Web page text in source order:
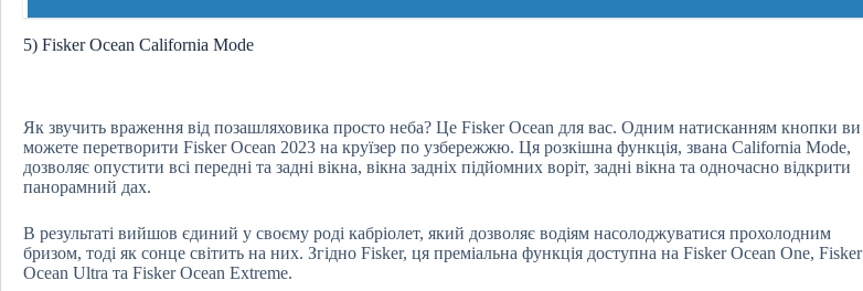
5) Fisker Ocean California Mode
Як звучить враження від позашляховика просто неба? Це Fisker Ocean для вас. Одним натисканням кнопки ви
можете перетворити Fisker Ocean 2023 на круїзер по узбережжю. Ця розкішна функція, звана California Mode,
дозволяє опустити всі передні та задні вікна, вікна задніх підйомних воріт, задні вікна та одночасно відкрити
панорамний дах.
В результаті вийшов єдиний у своєму роді кабріолет, який дозволяє водіям насолоджуватися прохолодним
бризом, тоді як сонце світить на них. Згідно Fisker, ця преміальна функція доступна на Fisker Ocean One, Fisker
Ocean Ultra та Fisker Ocean Extreme.